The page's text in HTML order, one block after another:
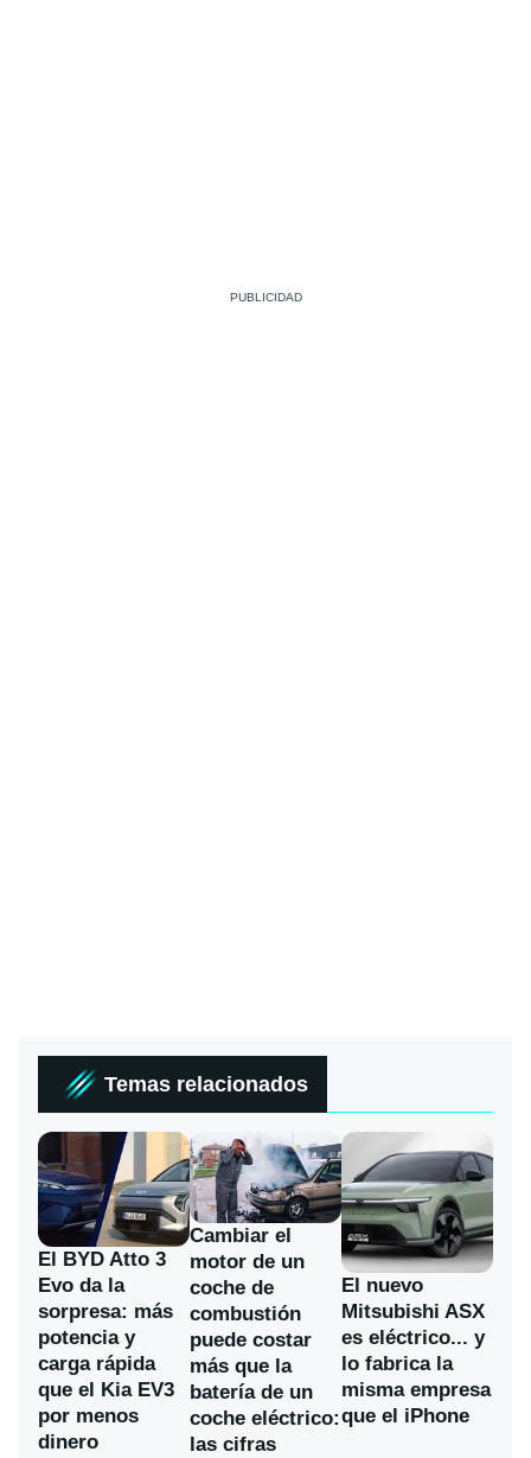
Temas relacionados
El BYD Atto 3
Evo da la
sorpresa: más
potencia y
carga rápida
que el Kia EV3
por menos
dinero
Cambiar el
motor de un
coche de
combustión
puede costar
más que la
batería de un
coche eléctrico:
las cifras
El nuevo
Mitsubishi ASX
es eléctrico... y
lo fabrica la
misma empresa
que el iPhone